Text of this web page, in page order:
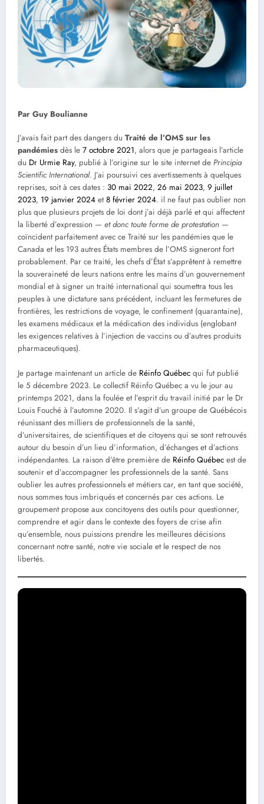
Par Guy Boulianne
J’avais fait part des dangers du Traité de l’OMS sur les
pandémies dès le 7 octobre 2021, alors que je partageais l’article
du Dr Urmie Ray, publié à l’origine sur le site internet de Principia
Scientific International. J’ai poursuivi ces avertissements à quelques
reprises, soit à ces dates : 30 mai 2022, 26 mai 2023, 9 juillet
2023, 19 janvier 2024 et8 février 2024. il ne faut pas oublier non
plus que plusieurs projets de loi dont j’ai déjà parlé et qui affectent
la liberté d’expression — et donc toute forme de protestation —
coïncident parfaitement avec ce Traité sur les pandémies que le
Canada et les 193 autres États membres de l’OMS signeront fort
probablement. Par ce traité, les chefs d’État s’apprêtent à remettre
la souveraineté de leurs nations entre les mains d’un gouvernement
mondial et à signer un traité international qui soumettra tous les
peuples à une dictature sans précédent, incluant les fermetures de
frontières, les restrictions de voyage, le confinement (quarantaine),
les examens médicaux et la médication des individus (englobant
les exigences relatives à l’injection de vaccins ou d’autres produits
pharmaceutiques).
Je partage maintenant un article de Réinfo Québec qui fut publié
le 5 décembre 2023. Le collectif Réinfo Québec a vu le jour au
printemps 2021, dans la foulée et l’esprit du travail initié par le Dr
Louis Fouché à l’automne 2020. Il s’agit d’un groupe de Québécois
réunissant des milliers de professionnels de la santé,
d’universitaires, de scientifiques et de citoyens qui se sont retrouvés
autour du besoin d’un lieu d’information, d’échanges et d’actions
indépendantes. La raison d’être première de Réinfo Québec est de
soutenir et d’accompagner les professionnels de la santé. Sans
oublier les autres professionnels et métiers car, en tant que société,
nous sommes tous imbriqués et concernés par ces actions. Le
groupement propose aux concitoyens des outils pour questionner,
comprendre et agir dans le contexte des foyers de crise afin
qu’ensemble, nous puissions prendre les meilleures décisions
concernant notre santé, notre vie sociale et le respect de nos
libertés.